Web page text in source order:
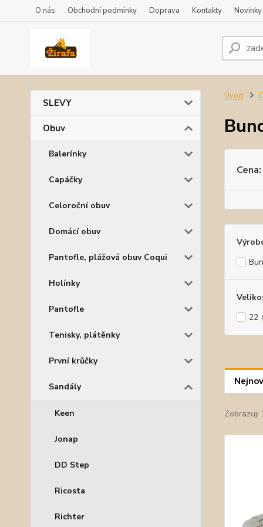
O nás Obchodní podmínky Doprava Kontakty Novinky
SLEVY
Obuv
Balerínky
Capáčky
Celoroční obuv
Domácí obuv
Pantofle, plážová obuv Coqui
Holínky
Pantofle
Tenisky, plátěnky
První krůčky
Sandály
Keen
Jonap
DD Step
Ricosta
Richter
Úvod
Cena:
22
Zobrazuji